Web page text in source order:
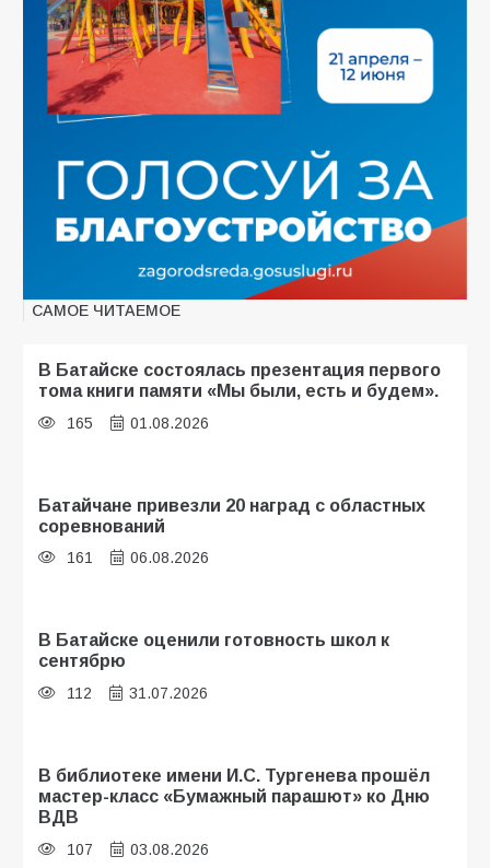
САМОЕ ЧИТАЕМОЕ
В Батайске состоялась презентация первого
тома книги памяти «Мы были, есть и будем».
165 01.08.2026
Батайчане привезли 20 наград с областных
соревнований
161 06.08.2026
В Батайске оценили готовность школ к
сентябрю
112 31.07.2026
В библиотеке имени И.С. Тургенева прошёл
мастер-класс «Бумажный парашют» ко Дню
ВДВ
107 03.08.2026